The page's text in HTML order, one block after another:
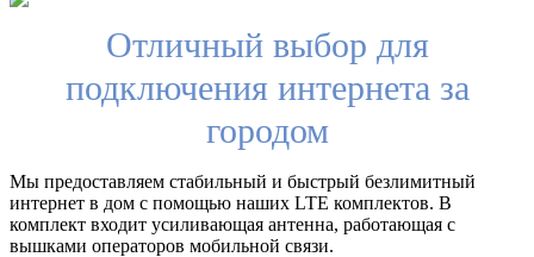
Отличный выбор для
подключения интернета за
городом
Мы предоставляем стабильный и быстрый безлимитный
интернет в дом с помощью наших LTE комплектов. В
комплект входит усиливающая антенна, работающая с
вышками операторов мобильной связи.